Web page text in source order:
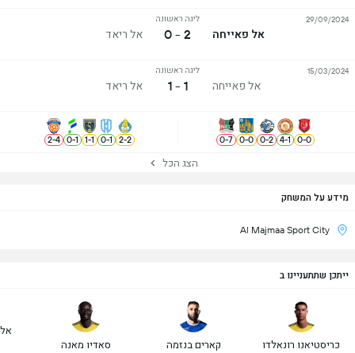
מידע על המשחק
Al Majmaa Sport City
אל פאייחה
ליגה ראשונה
2 - 0 אל ריאד
29/09/2024
אל פאייחה
ליגה ראשונה
1 - 1 אל ריאד
15/03/2024
0
-
0
1
-
4
2
-
0
0
-
0
7
-
0
2
-
2
1
-
0
1
-
1
1
-
0
4
-
2
הצג הכל
ייתכן שתתעניינו ב
כריסטיאנו רונאלדו קארים בנזמה סאדיו מאנה